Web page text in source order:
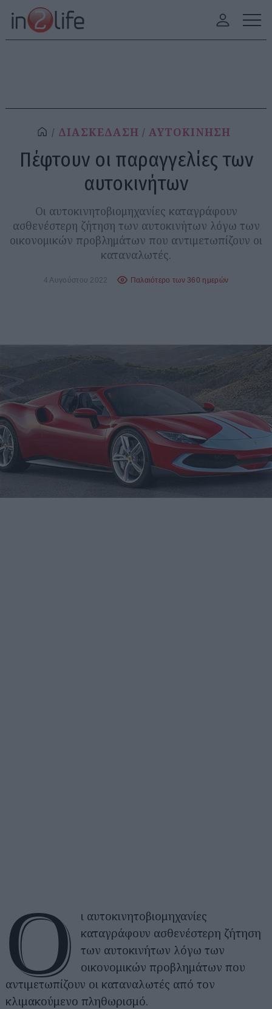
ΔΙΑΣΚΕΔΑΣΗ ΑΥΤΟΚΙΝΗΣΗ
Πέφτουν οι παραγγελίες των
αυτοκινήτων
Οι αυτοκινητοβιομηχανίες καταγράφουν
ασθενέστερη ζήτηση των αυτοκινήτων λόγω των
οικονομικών προβλημάτων που αντιμετωπίζουν οι
καταναλωτές.
4 Αυγούστου 2022 Παλαιότερο των 360 ημερών
Ο
ι αυτοκινητοβιομηχανίες
καταγράφουν ασθενέστερη ζήτηση
των αυτοκινήτων λόγω των
οικονομικών προβλημάτων που
αντιμετωπίζουν οι καταναλωτές από τον
κλιμακούμενο πληθωρισμό.